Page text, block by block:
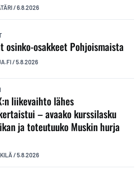
/6.8.2026
osinko-osakkeet Pohjoismaista
/5.8.2026
liikevaihto lähes
– avaako kurssilasku
ja toteutuuko Muskin hurja
/5.8.2026